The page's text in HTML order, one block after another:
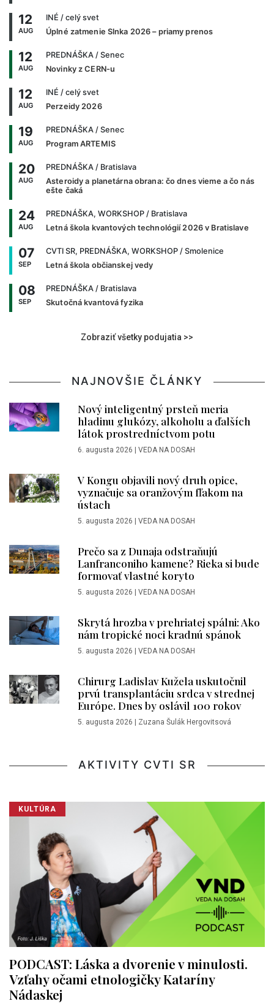
12
AUG
INÉ / celý svet
Úplné zatmenie Slnka 2026 – priamy prenos
12
AUG
PREDNÁŠKA / Senec
Novinky z CERN-u
12
AUG
INÉ / celý svet
Perzeidy 2026
19
AUG
PREDNÁŠKA / Senec
Program ARTEMIS
20
AUG
PREDNÁŠKA / Bratislava
Asteroidy a planetárna obrana: čo dnes vieme a čo nás
ešte čaká
24
AUG
PREDNÁŠKA, WORKSHOP / Bratislava
Letná škola kvantových technológií 2026 v Bratislave
07
SEP
CVTI SR, PREDNÁŠKA, WORKSHOP / Smolenice
Letná škola občianskej vedy
08
SEP
PREDNÁŠKA / Bratislava
Skutočná kvantová fyzika
Zobraziť všetky podujatia >>
NAJNOVŠIE ČLÁNKY
Nový inteligentný prsteň meria
hladinu glukózy, alkoholu a ďalších
látok prostredníctvom potu
6. augusta 2026 VEDA NA DOSAH
V Kongu objavili nový druh opice,
vyznačuje sa oranžovým fľakom na
ústach
5. augusta 2026 VEDA NA DOSAH
Prečo sa z Dunaja odstraňujú
Lanfranconiho kamene? Rieka si bude
formovať vlastné koryto
5. augusta 2026 VEDA NA DOSAH
Skrytá hrozba v prehriatej spálni: Ako
nám tropické noci kradnú spánok
5. augusta 2026 VEDA NA DOSAH
Chirurg Ladislav Kužela uskutočnil
prvú transplantáciu srdca v strednej
Európe. Dnes by oslávil 100 rokov
5. augusta 2026 Zuzana Šulák Hergovitsová
AKTIVITY CVTI SR
KULTÚRA
PODCAST: Láska a dvorenie v minulosti.
Vzťahy očami etnologičky Kataríny
Nádaskej